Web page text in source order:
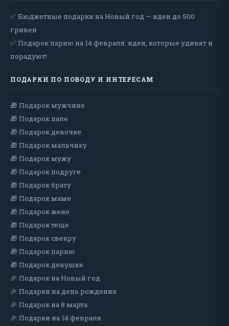
✅ Бюджетные подарки на Новый год — идеи до 500
гривен
✅ Подарок парню на 14 февраля: идеи, которые удивят и
порадуют!
ПОДАРКИ ПО ПОВОДУ И ИНТЕРЕСАМ
🎁 Подарок мужчине
🎁 Подарок папе
🎁 Подарок девочке
🎁 Подарок мальчику
🎁 Подарок мужу
🎁 Подарок подруге
🎁 Подарок брату
🎁 Подарок маме
🎁 Подарок жене
🎁 Подарок теще
🎁 Подарок свекру
🎁 Подарок парню
🎁 Подарок девушке
🎉 Подарок на Новый год
🎉 Подарки на день рождения
🎉 Подарок на 8 марта
🎉 Подарки на 14 февраля